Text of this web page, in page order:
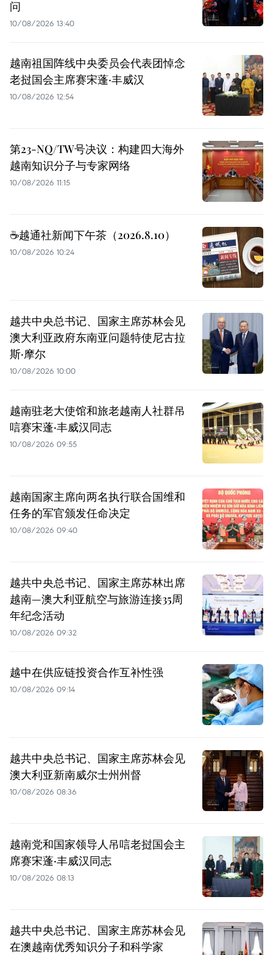
问
10/08/2026 13:40
越南祖国阵线中央委员会代表团悼念
老挝国会主席赛宋蓬·丰威汉
10/08/2026 12:54
第23-NQ/TW号决议：构建四大海外
越南知识分子与专家网络
10/08/2026 11:15
☕️越通社新闻下午茶（2026.8.10）
10/08/2026 10:24
越共中央总书记、国家主席苏林会见
澳大利亚政府东南亚问题特使尼古拉
斯·摩尔
10/08/2026 10:00
越南驻老大使馆和旅老越南人社群吊
唁赛宋蓬·丰威汉同志
10/08/2026 09:55
越南国家主席向两名执行联合国维和
任务的军官颁发任命决定
10/08/2026 09:40
越共中央总书记、国家主席苏林出席
越南—澳大利亚航空与旅游连接35周
年纪念活动
10/08/2026 09:32
越中在供应链投资合作互补性强
10/08/2026 09:14
越共中央总书记、国家主席苏林会见
澳大利亚新南威尔士州州督
10/08/2026 08:36
越南党和国家领导人吊唁老挝国会主
席赛宋蓬·丰威汉同志
10/08/2026 08:13
越共中央总书记、国家主席苏林会见
在澳越南优秀知识分子和科学家